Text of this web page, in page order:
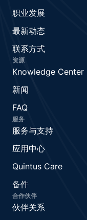
职业发展
最新动态
联系方式
资源
Knowledge Center
新闻
FAQ
服务
服务与支持
应用中心
Quintus Care
备件
合作伙伴
伙伴关系